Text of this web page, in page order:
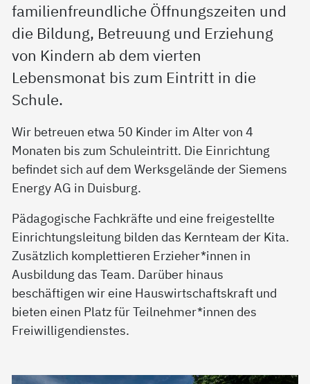
familienfreundliche Öffnungszeiten und
die Bildung, Betreuung und Erziehung
von Kindern ab dem vierten
Lebensmonat bis zum Eintritt in die
Schule.
Wir betreuen etwa 50 Kinder im Alter von 4
Monaten bis zum Schuleintritt. Die Einrichtung
befindet sich auf dem Werksgelände der Siemens
Energy AG in Duisburg.
Pädagogische Fachkräfte und eine freigestellte
Einrichtungsleitung bilden das Kernteam der Kita.
Zusätzlich komplettieren Erzieher*innen in
Ausbildung das Team. Darüber hinaus
beschäftigen wir eine Hauswirtschaftskraft und
bieten einen Platz für Teilnehmer*innen des
Freiwilligendienstes.